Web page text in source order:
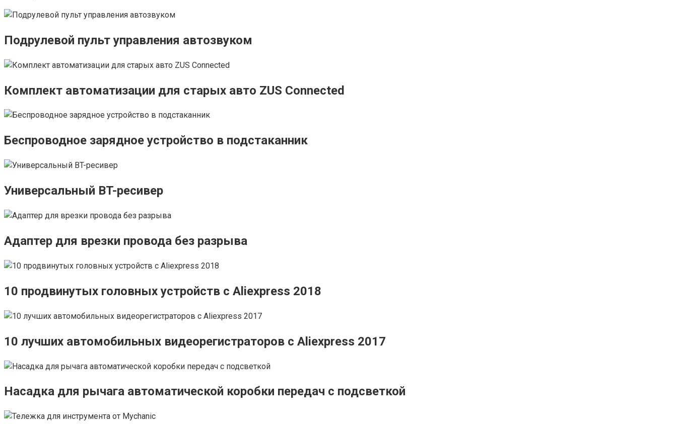
Подрулевой пульт управления автозвуком
Комплект автоматизации для старых авто ZUS Connected
Беспроводное зарядное устройство в подстаканник
Универсальный BT-ресивер
Адаптер для врезки провода без разрыва
10 продвинутых головных устройств с Aliexpress 2018
10 лучших автомобильных видеорегистраторов с Aliexpress 2017
Насадка для рычага автоматической коробки передач с подсветкой